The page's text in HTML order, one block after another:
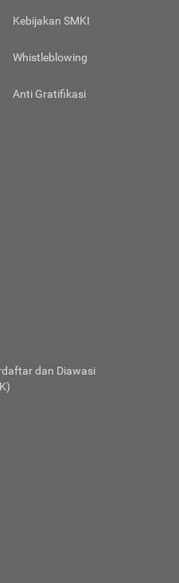
Kebijakan SMKI
Whistleblowing
Anti Gratifikasi
dan Diawasi